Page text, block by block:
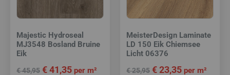
Majestic Hydroseal
MJ3548 Bosland Bruine
Eik
€45,95 €41,35 per m²
MeisterDesign Laminate
LD 150 Eik Chiemsee
Licht 06376
€25,95 €23,35 per m²